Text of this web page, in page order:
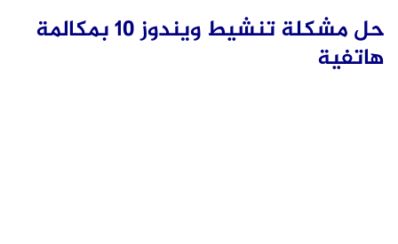
حل مشكلة تنشيط ويندوز 10 بمكالمة
هاتفية